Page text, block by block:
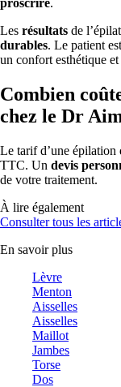
proscrire.
Les résultats de
durables. Le patient
un confort esthétique
Combien
chez le Dr
Le tarif d’une épilation
TTC. Un devis
de votre traitement.
À lire également
Consulter tous les
En savoir plus
Lèvre
Menton
Aisselles
Aisselles
Maillot
Jambes
Torse
Dos